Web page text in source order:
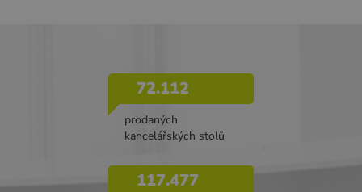
72.112
prodaných
kancelářských stolů
117.477